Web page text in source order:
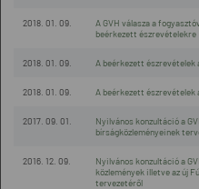
2018. 01. 09.
A GVH válasza a
beérkezett észrevételekre
2018. 01. 09. A beérkezett
2018. 01. 09. A beérkezett
2017. 09. 01.
Nyilvános konzultáció a
bírságközleményeinek
2016. 12. 09.
Nyilvános konzultáció a
közlemények illetve az új
tervezetéről